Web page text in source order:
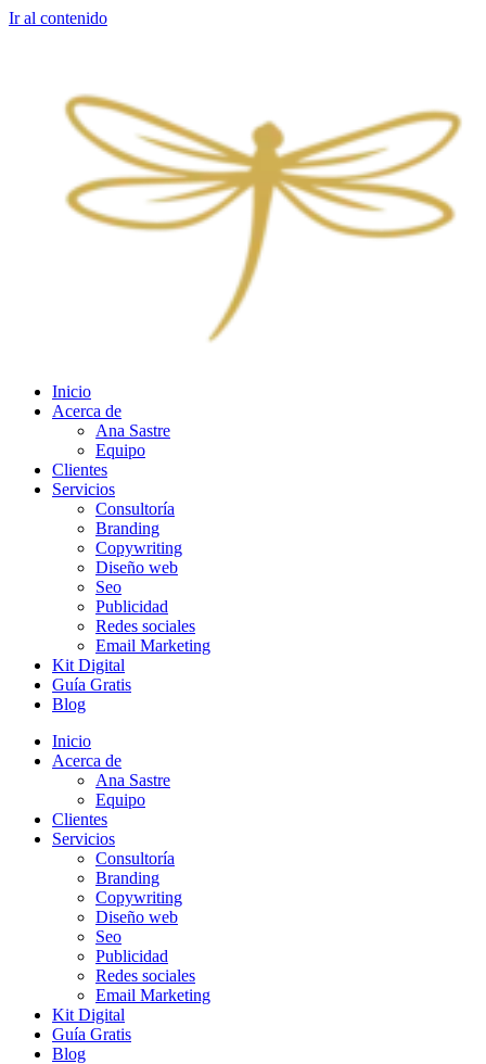
Ir al contenido
Inicio
Acerca de
Ana Sastre
Equipo
Clientes
Servicios
Consultoría
Branding
Copywriting
Diseño web
Seo
Publicidad
Redes sociales
Email Marketing
Kit Digital
Guía Gratis
Blog
Inicio
Acerca de
Ana Sastre
Equipo
Clientes
Servicios
Consultoría
Branding
Copywriting
Diseño web
Seo
Publicidad
Redes sociales
Email Marketing
Kit Digital
Guía Gratis
Blog